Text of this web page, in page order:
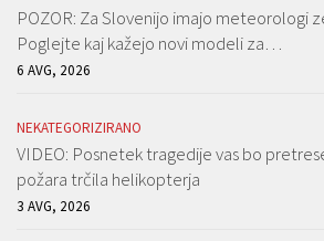
POZOR: Za Slovenijo imajo meteorologi
Poglejte kaj kažejo novi modeli za…
6 AVG, 2026
NEKATEGORIZIRANO
VIDEO: Posnetek tragedije vas bo
požara trčila helikopterja
3 AVG, 2026